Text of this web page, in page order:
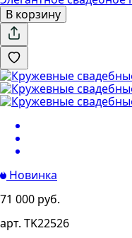
В корзину
Новинка
71 000 руб.
арт. TK22526